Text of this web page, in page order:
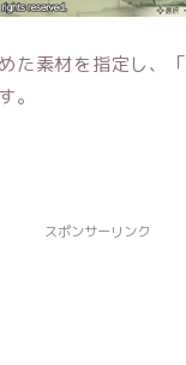
た素材を指定し、「
。
スポンサーリンク